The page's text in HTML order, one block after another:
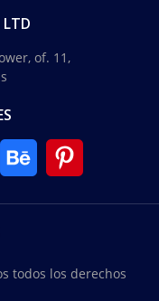
of. 11,
todos los derechos